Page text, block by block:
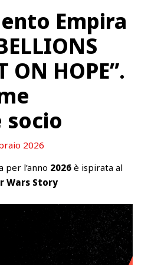
Empira
ON HOPE”.
2026
per l’anno 2026 è ispirata al
Wars Story